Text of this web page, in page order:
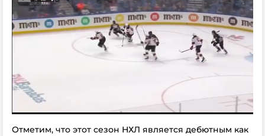
Отметим, что этот сезон НХЛ является дебютным как